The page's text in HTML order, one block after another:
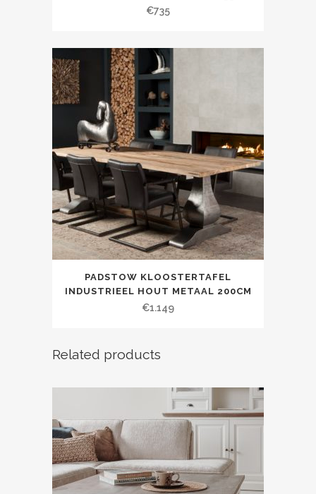
€735
PADSTOW KLOOSTERTAFEL
INDUSTRIEEL HOUT METAAL 200CM
€1.149
Related products